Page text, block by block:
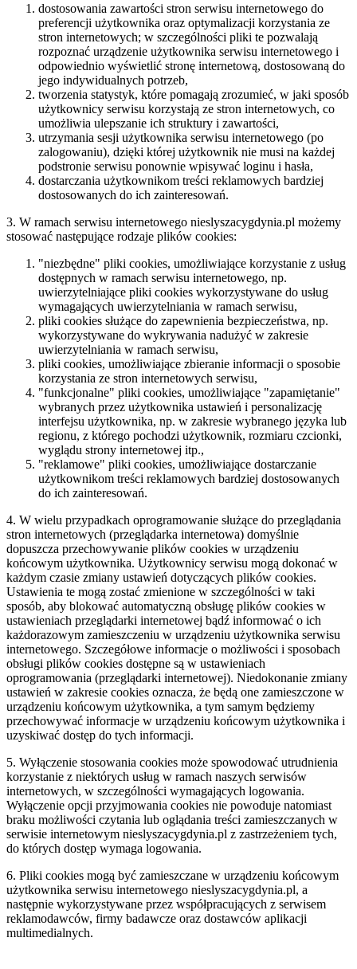
dostosowania zawartości stron serwisu internetowego do
preferencji użytkownika oraz optymalizacji korzystania ze
stron internetowych; w szczególności pliki te pozwalają
rozpoznać urządzenie użytkownika serwisu internetowego i
odpowiednio wyświetlić stronę internetową, dostosowaną do
jego indywidualnych potrzeb,
tworzenia statystyk, które pomagają zrozumieć, w jaki sposób
użytkownicy serwisu korzystają ze stron internetowych, co
umożliwia ulepszanie ich struktury i zawartości,
utrzymania sesji użytkownika serwisu internetowego (po
zalogowaniu), dzięki której użytkownik nie musi na każdej
podstronie serwisu ponownie wpisywać loginu i hasła,
dostarczania użytkownikom treści reklamowych bardziej
dostosowanych do ich zainteresowań.
3. W ramach serwisu internetowego nieslyszacygdynia.pl możemy
stosować następujące rodzaje plików cookies:
"niezbędne" pliki cookies, umożliwiające korzystanie z usług
dostępnych w ramach serwisu internetowego, np.
uwierzytelniające pliki cookies wykorzystywane do usług
wymagających uwierzytelniania w ramach serwisu,
pliki cookies służące do zapewnienia bezpieczeństwa, np.
wykorzystywane do wykrywania nadużyć w zakresie
uwierzytelniania w ramach serwisu,
pliki cookies, umożliwiające zbieranie informacji o sposobie
korzystania ze stron internetowych serwisu,
"funkcjonalne" pliki cookies, umożliwiające "zapamiętanie"
wybranych przez użytkownika ustawień i personalizację
interfejsu użytkownika, np. w zakresie wybranego języka lub
regionu, z którego pochodzi użytkownik, rozmiaru czcionki,
wyglądu strony internetowej itp.,
"reklamowe" pliki cookies, umożliwiające dostarczanie
użytkownikom treści reklamowych bardziej dostosowanych
do ich zainteresowań.
4. W wielu przypadkach oprogramowanie służące do przeglądania
stron internetowych (przeglądarka internetowa) domyślnie
dopuszcza przechowywanie plików cookies w urządzeniu
końcowym użytkownika. Użytkownicy serwisu mogą dokonać w
każdym czasie zmiany ustawień dotyczących plików cookies.
Ustawienia te mogą zostać zmienione w szczególności w taki
sposób, aby blokować automatyczną obsługę plików cookies w
ustawieniach przeglądarki internetowej bądź informować o ich
każdorazowym zamieszczeniu w urządzeniu użytkownika serwisu
internetowego. Szczegółowe informacje o możliwości i sposobach
obsługi plików cookies dostępne są w ustawieniach
oprogramowania (przeglądarki internetowej). Niedokonanie zmiany
ustawień w zakresie cookies oznacza, że będą one zamieszczone w
urządzeniu końcowym użytkownika, a tym samym będziemy
przechowywać informacje w urządzeniu końcowym użytkownika i
uzyskiwać dostęp do tych informacji.
5. Wyłączenie stosowania cookies może spowodować utrudnienia
korzystanie z niektórych usług w ramach naszych serwisów
internetowych, w szczególności wymagających logowania.
Wyłączenie opcji przyjmowania cookies nie powoduje natomiast
braku możliwości czytania lub oglądania treści zamieszczanych w
serwisie internetowym nieslyszacygdynia.pl z zastrzeżeniem tych,
do których dostęp wymaga logowania.
6. Pliki cookies mogą być zamieszczane w urządzeniu końcowym
użytkownika serwisu internetowego nieslyszacygdynia.pl, a
następnie wykorzystywane przez współpracujących z serwisem
reklamodawców, firmy badawcze oraz dostawców aplikacji
multimedialnych.